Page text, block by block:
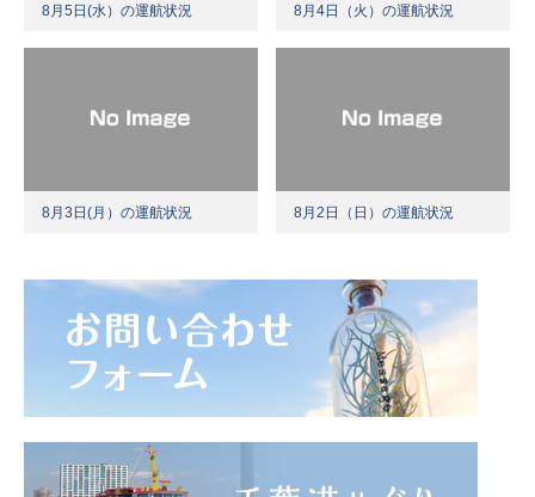
8月5日(水）の運航状況 8月4日（火）の運航状況
8月3日(月）の運航状況 8月2日（日）の運航状況